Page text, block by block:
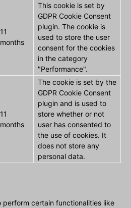
11
months
This cookie is set by
GDPR Cookie Consent
plugin. The cookie is
used to store the user
consent for the cookies
in the category
"Performance".
11
months
The cookie is set by the
GDPR Cookie Consent
plugin and is used to
store whether or not
user has consented to
the use of cookies. It
does not store any
personal data.
perform certain functionalities like